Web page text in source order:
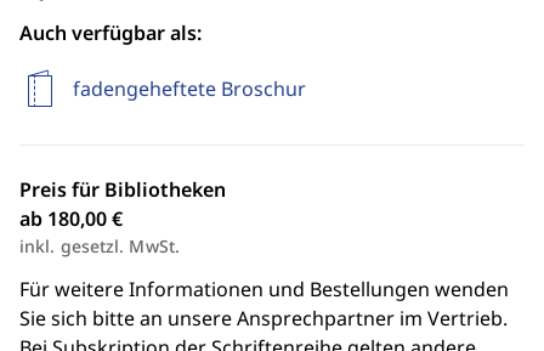
Auch verfügbar als:
fadengeheftete Broschur
Preis für Bibliotheken
ab 180,00 €
inkl. gesetzl. MwSt.
Für weitere Informationen und Bestellungen wenden
Sie sich bitte an unsere Ansprechpartner im Vertrieb.